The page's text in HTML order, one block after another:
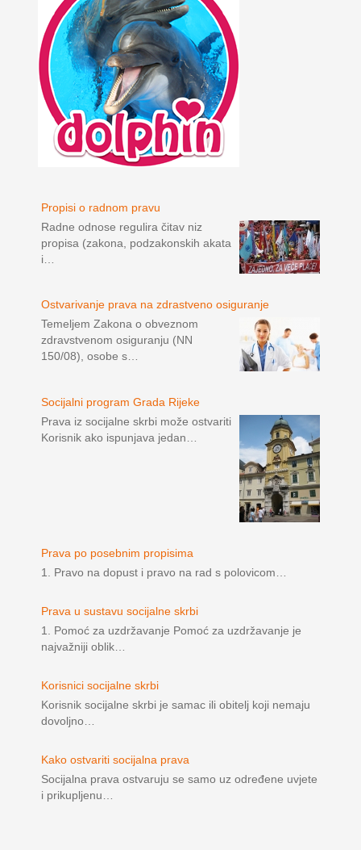
Propisi o radnom pravu
Radne odnose regulira čitav niz
propisa (zakona, podzakonskih akata
i…
Ostvarivanje prava na zdrastveno osiguranje
Temeljem Zakona o obveznom
zdravstvenom osiguranju (NN
150/08), osobe s…
Socijalni program Grada Rijeke
Prava iz socijalne skrbi može ostvariti
Korisnik ako ispunjava jedan…
Prava po posebnim propisima
1. Pravo na dopust i pravo na rad s polovicom…
Prava u sustavu socijalne skrbi
1. Pomoć za uzdržavanje Pomoć za uzdržavanje je
najvažniji oblik…
Korisnici socijalne skrbi
Korisnik socijalne skrbi je samac ili obitelj koji nemaju
dovoljno…
Kako ostvariti socijalna prava
Socijalna prava ostvaruju se samo uz određene uvjete
i prikupljenu…